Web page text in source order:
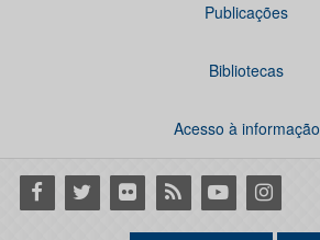
Publicações
Bibliotecas
Acesso à informação
Facebook
Twitter Flickr RSS YoutubeInstagram